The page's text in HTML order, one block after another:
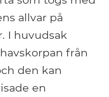
allvar på
I huvudsak
från
den kan
en